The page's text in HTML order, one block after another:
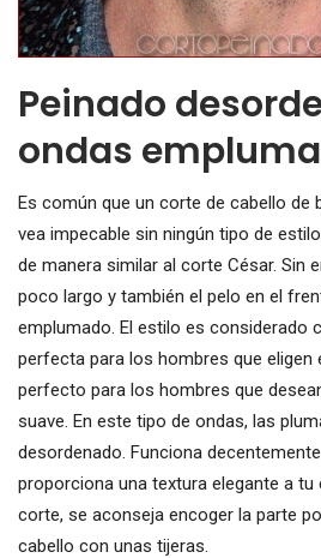
Peinado
ondas
Es común que un corte de cabello de
vea impecable sin ningún tipo de
de manera similar al corte César. Sin
poco largo y también el pelo en el
emplumado. El estilo es considerado
perfecta para los hombres que eligen
perfecto para los hombres que
suave. En este tipo de ondas, las
desordenado. Funciona
proporciona una textura elegante a tu
corte, se aconseja encoger la parte
cabello con unas tijeras.